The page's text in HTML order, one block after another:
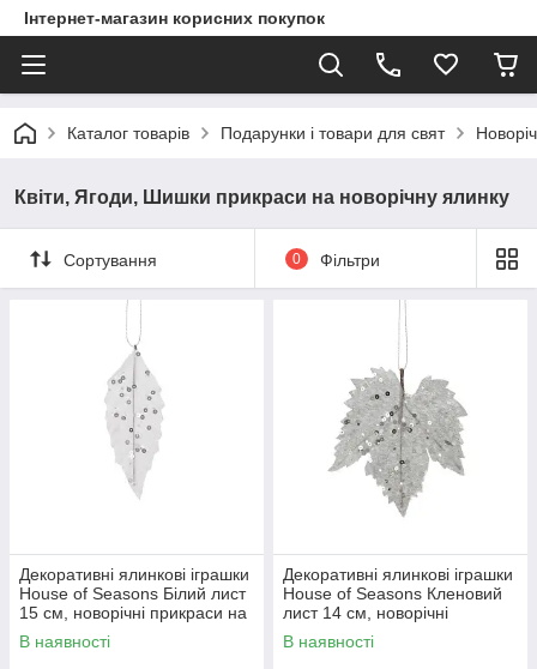
Інтернет-магазин корисних покупок
Каталог товарів Подарунки і товари для свят
Квіти, Ягоди, Шишки прикраси на новорічну ялинку
Сортування 0 Фільтри
Декоративні ялинкові іграшки
House of Seasons Білий лист
15 см, новорічні прикраси на
ялинку набір 6 шт.
В наявності
Декоративні ялинкові іграшки
House of Seasons Кленовий
лист 14 см, новорічні
прикраси на ялинку набір 6
шт., Сірий
В наявності